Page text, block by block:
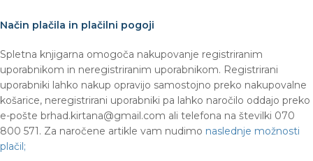
Način plačila in plačilni pogoji
Spletna knjigarna omogoča nakupovanje registriranim
uporabnikom in neregistriranim uporabnikom. Registrirani
uporabniki lahko nakup opravijo samostojno preko nakupovalne
košarice, neregistrirani uporabniki pa lahko naročilo oddajo preko
e-pošte brhad.kirtana@gmail.com ali telefona na številki 070
800 571. Za naročene artikle vam nudimo naslednje možnosti
plačil;